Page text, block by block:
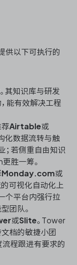
供以下可执行的
。其知识库与研发
能有效解决工程
荐Airtable或
化数据流转与触
；若侧重自由知识
胜一筹。
Monday.com或
可视化自动化上
个平台内强行拉
团队。
或Slite。Tower
档的敏捷小团
流程跟进有要求的